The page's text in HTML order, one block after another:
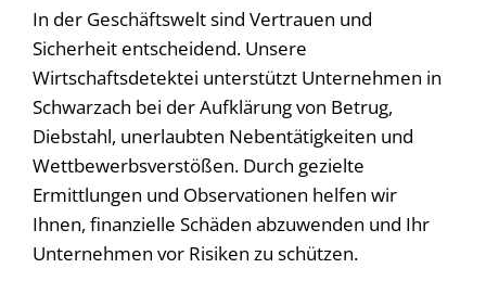
In der Geschäftswelt sind Vertrauen und
Sicherheit entscheidend. Unsere
Wirtschaftsdetektei unterstützt Unternehmen in
Schwarzach bei der Aufklärung von Betrug,
Diebstahl, unerlaubten Nebentätigkeiten und
Wettbewerbsverstößen. Durch gezielte
Ermittlungen und Observationen helfen wir
Ihnen, finanzielle Schäden abzuwenden und Ihr
Unternehmen vor Risiken zu schützen.